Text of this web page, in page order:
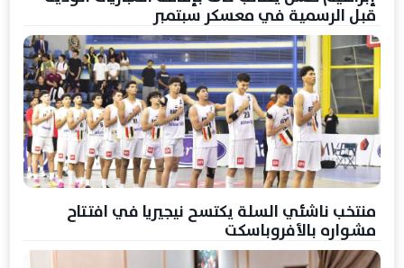
قبل الرسمية في معسكر سبتمبر
منتخب ناشئي السلة يكتسح نيجيريا في افتتاح
مشواره بالأفروباسكت